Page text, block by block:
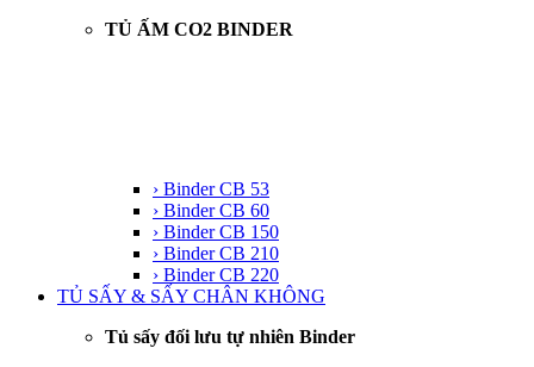
TỦ ẤM CO2 BINDER
› Binder CB 53
› Binder CB 60
› Binder CB 150
› Binder CB 210
› Binder CB 220
TỦ SẤY & SẤY CHÂN KHÔNG
Tủ sấy đối lưu tự nhiên Binder